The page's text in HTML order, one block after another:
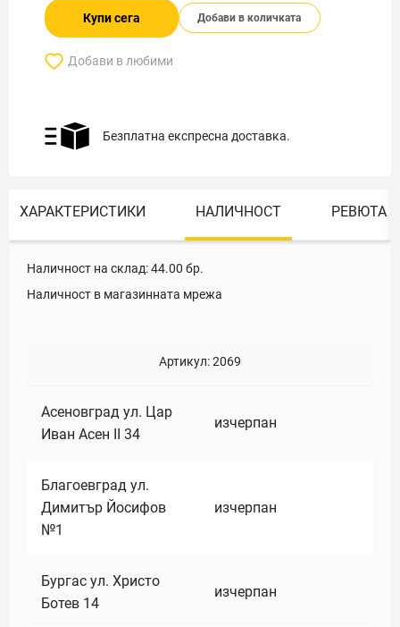
Купи сега Добави в количката
Добави в любими
Безплатна експресна доставка.
ХАРАКТЕРИСТИКИ НАЛИЧНОСТ РЕВЮТА
Наличност на склад:44.00 бр.
Наличност в магазинната мрежа
Артикул:2069
Асеновград ул. Цар
Иван Асен II 34
изчерпан
Благоевград ул.
Димитър Йосифов
№1
изчерпан
Бургас ул. Христо
Ботев 14
изчерпан